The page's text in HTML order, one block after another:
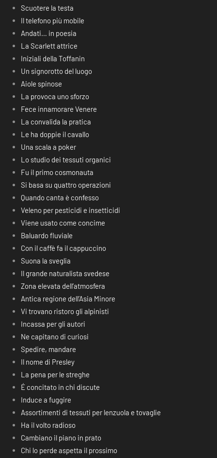
Scuotere la testa
Il telefono più mobile
Andati… in poesia
La Scarlett attrice
Iniziali della Toffanin
Un signorotto del luogo
Aiole spinose
La provoca uno sforzo
Fece innamorare Venere
La convalida la pratica
Le ha doppie il cavallo
Una scala a poker
Lo studio dei tessuti organici
Fu il primo cosmonauta
Si basa su quattro operazioni
Quando canta è confesso
Veleno per pesticidi e insetticidi
Viene usato come concime
Baluardo fluviale
Con il caffè fa il cappuccino
Suona la sveglia
Il grande naturalista svedese
Zona elevata dell’atmosfera
Antica regione dell’Asia Minore
Vi trovano ristoro gli alpinisti
Incassa per gli autori
Ne capitano di curiosi
Spedire, mandare
Il nome di Presley
La pena per le streghe
É concitato in chi discute
Induce a fuggire
Assortimenti di tessuti per lenzuola e tovaglie
Ha il volto radioso
Cambiano il piano in prato
Chi lo perde aspetta il prossimo